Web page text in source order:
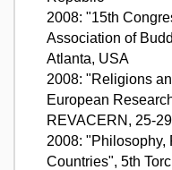
2008: "15th
Association of
Atlanta, USA
2008: "Religions
European
REVACERN, 25-
2008: "Philosophy,
Countries", 5th